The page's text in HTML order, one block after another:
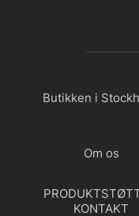
Butikken i
Om os
KONTAKT